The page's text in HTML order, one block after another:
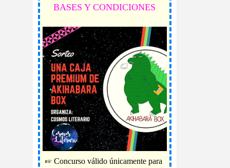
BASES Y CONDICIONES
☞ Concurso válido únicamente para